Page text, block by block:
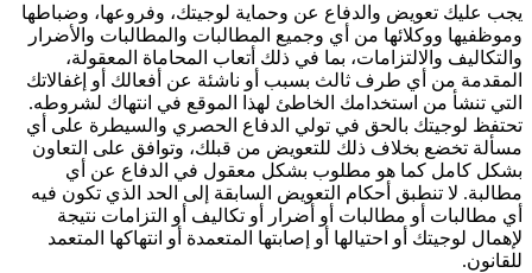
يجب عليك تعويض والدفاع عن وحماية لوجيتك، وفروعها، وضباطها
وموظفيها ووكلائها من أي وجميع المطالبات والمطالبات والأضرار
والتكاليف والالتزامات، بما في ذلك أتعاب المحاماة المعقولة،
المقدمة من أي طرف ثالث بسبب أو ناشئة عن أفعالك أو إغفالاتك
التي تنشأ من استخدامك الخاطئ لهذا الموقع في انتهاك لشروطه.
تحتفظ لوجيتك بالحق في تولي الدفاع الحصري والسيطرة على أي
مسألة تخضع بخلاف ذلك للتعويض من قبلك، وتوافق على التعاون
بشكل كامل كما هو مطلوب بشكل معقول في الدفاع عن أي
مطالبة. لا تنطبق أحكام التعويض السابقة إلى الحد الذي تكون فيه
أي مطالبات أو مطالبات أو أضرار أو تكاليف أو التزامات نتيجة
لإهمال لوجيتك أو احتيالها أو إصابتها المتعمدة أو انتهاكها المتعمد
للقانون.